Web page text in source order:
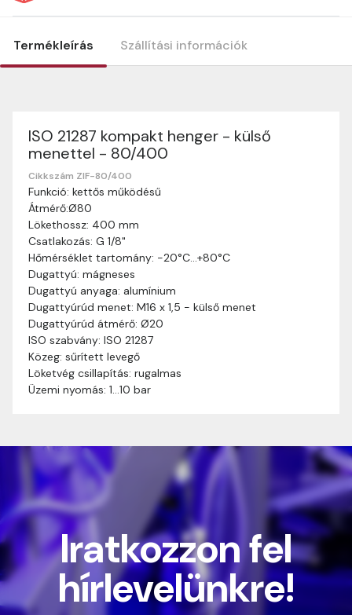
Termékleírás Szállítási információk
ISO 21287 kompakt henger - külső
menettel - 80/400
Cikkszám ZIF-80/400
Funkció: kettős működésű
Átmérő:Ø80
Lökethossz: 400 mm
Csatlakozás: G 1/8"
Hőmérséklet tartomány: -20°C…+80°C
Dugattyú: mágneses
Dugattyú anyaga: alumínium
Dugattyúrúd menet: M16 x 1,5 - külső menet
Dugattyúrúd átmérő: Ø20
ISO szabvány: ISO 21287
Közeg: sűrített levegő
Löketvég csillapítás: rugalmas
Üzemi nyomás: 1…10 bar
Szállítási információk
Nagyon köszönjük, hogy webshopunkat választottátok
vásárlásaitokhoz. Az alábbiakban megtaláljátok szállítási
információinkat, hogy a vásárlásotok gördülékenyen és
zökkenőmentesen történhessen.
Szállítási idő:
munkanapon belül kézbesítjük. Amennyiben
valamilyen okból kifolyólag a szállítás hosszabb
ideig tart, előre értesítünk benneteket.
Szállítási díj: A szállítási díj függ a termék súlyától
és a szállítási cím távolságától. A pontos szállítási
díjat a vásárlás folyamata során megtekinthetitek,
mielőtt a rendelést véglegesítitek.
Iratkozzon fel
hírlevelünkre!